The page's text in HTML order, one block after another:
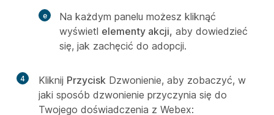
Na każdym panelu możesz kliknąć
wyświetl elementy akcji, aby dowiedzieć
się, jak zachęcić do adopcji.
4 Kliknij Przycisk Dzwonienie, aby zobaczyć, w
jaki sposób dzwonienie przyczynia się do
Twojego doświadczenia z Webex: